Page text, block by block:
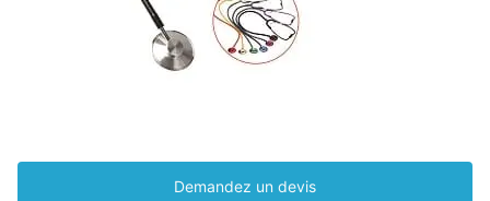
Demandez un devis